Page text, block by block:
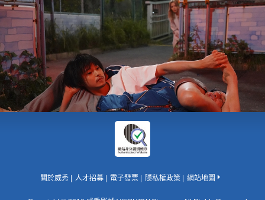
關於威秀 人才招募 電子發票 隱私權政策 網站地圖